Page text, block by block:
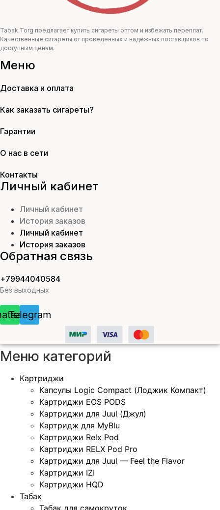
Tabak Torg предлагает купить сигареты оптом и избежать переплат.
Качественные сигареты от проведенных и надёжных поставщиков по
доступным ценам.
Меню
Доставка и оплата
Как заказать сигареты?
Гарантии
О нас в сети
Контакты
Личный кабинет
Личный кабинет
История заказов
Личный кабинет
История заказов
Обратная связь
+79944040584
Без выходных
Telegram
Меню категорий
Картриджи
Капсулы Logic Compact (Лоджик Компакт)
Картриджи EOS PODS
Картриджи для Juul (Джул)
Картридж для MyBlu
Картриджи Relx Pod
Картриджи RELX Pod Pro
Картриджи для Juul — Feel the Flavor
Картриджи IZI
Картриджи HQD
Табак